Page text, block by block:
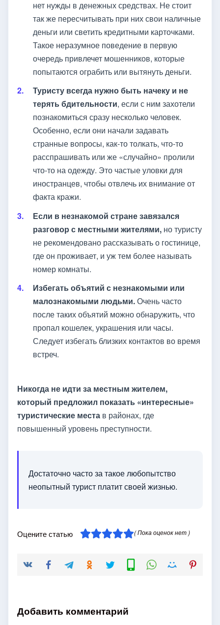
нет нужды в денежных средствах. Не стоит
так же пересчитывать при них свои наличные
деньги или светить кредитными карточками.
Такое неразумное поведение в первую
очередь привлечет мошенников, которые
попытаются ограбить или вытянуть деньги.
Туристу всегда нужно быть начеку и не
терять бдительности, если с ним захотели
познакомиться сразу несколько человек.
Особенно, если они начали задавать
странные вопросы, как-то толкать, что-то
расспрашивать или же «случайно» пролили
что-то на одежду. Это частые уловки для
иностранцев, чтобы отвлечь их внимание от
факта кражи.
Если в незнакомой стране завязался
разговор с местными жителями, но туристу
не рекомендовано рассказывать о гостинице,
где он проживает, и уж тем более называть
номер комнаты.
Избегать объятий с незнакомыми или
малознакомыми людьми.Очень часто
после таких объятий можно обнаружить, что
пропал кошелек, украшения или часы.
Следует избегать близких контактов во время
встреч.
Никогда не идти за местным жителем,
который предложил показать «интересные»
туристические места в районах, где
повышенный уровень преступности.
Достаточно часто за такое любопытство
неопытный турист платит своей жизнью.
Оцените статью ( Пока оценок нет )
Добавить комментарий